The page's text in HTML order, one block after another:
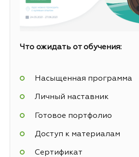
Что ожидать от обучения:
Насыщенная программа
Личный наставник
Готовое портфолио
Доступ к материалам
Сертификат